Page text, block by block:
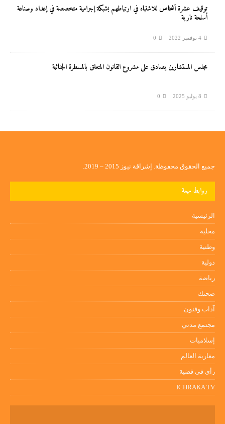
توقيف عشرة أشخاص للاشتباه في ارتباطهم بشبكة إجرامية متخصصة في إعداد وصناعة
أسلحة نارية
4 نوفمبر 2022 0
مجلس المستشارين يصادق على مشروع القانون المتعلق بالمسطرة الجنائية
8 يوليو 2025 0
جميع الحقوق محفوظة. إشراقة نيوز 2015 – 2019.
روابط مهمة
الرئيسية
محلية
وطنية
دولية
رياضة
صحتك
آداب وفنون
مجتمع مدني
إسلاميات
مغاربة العالم
رأي في قضية
ICHRAKA TV